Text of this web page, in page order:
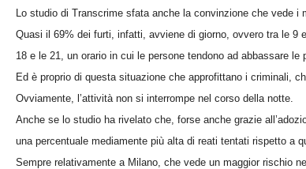
Lo studio di Transcrime sfata anche la convinzione che vede
Quasi il 69% dei furti, infatti, avviene di giorno, ovvero tra le
18 e le 21, un orario in cui le persone tendono ad abbassare
Ed è proprio di questa situazione che approfittano i criminali,
Ovviamente, l’attività non si interrompe nel corso della notte.
Anche se lo studio ha rivelato che, forse anche grazie
una percentuale mediamente più alta di reati tentati rispetto a
Sempre relativamente a Milano, che vede un maggior rischio